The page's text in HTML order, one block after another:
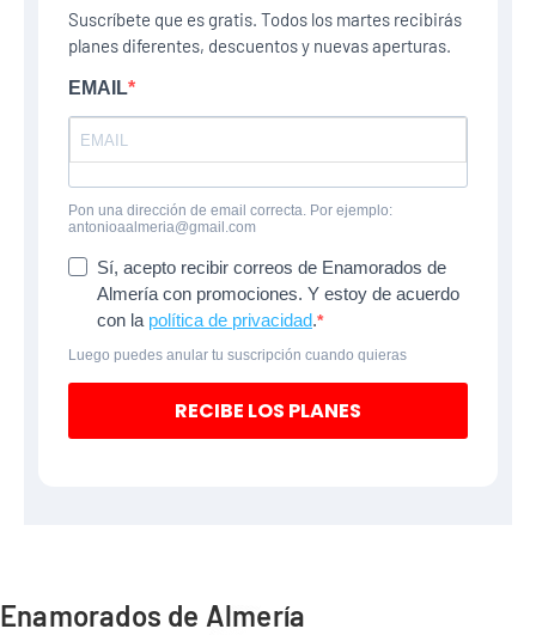
Suscríbete que es gratis. Todos los martes recibirás
planes diferentes, descuentos y nuevas aperturas.
EMAIL
Pon una dirección de email correcta. Por ejemplo:
antonioaalmeria@gmail.com
Sí, acepto recibir correos de Enamorados de
Almería con promociones. Y estoy de acuerdo
con la política de privacidad.
Luego puedes anular tu suscripción cuando quieras
RECIBE LOS PLANES
Enamorados de Almería